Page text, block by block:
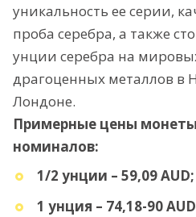
уникальность ее серии,
проба серебра, а также
унции серебра на
драгоценных металлов в
Лондоне.
Примерные цены
номиналов:
1/2 унции – 59,09 AUD;
1 унция – 74,18-90